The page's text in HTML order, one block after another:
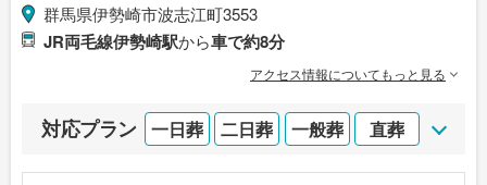
群馬県伊勢崎市波志江町3553
JR両毛線伊勢崎駅から車で約8分
アクセス情報についてもっと見る
対応プラン 一日葬 二日葬 一般葬 直葬